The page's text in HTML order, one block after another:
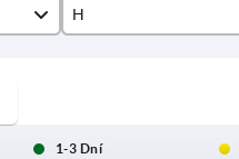
H
1-3 Dní